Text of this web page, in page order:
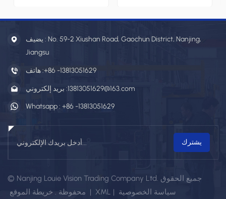
الأجهزة الدقيقة، مما يضمن أداءها
مستقرة من درجة حرارة
يضيف : No. 59-2 Xiushan Road, Gaochun District, Nanjing,
Jiangsu
هاتف :+86 -13813051629
بريد إلكتروني :13813051629@163.com
Whatsapp : +86 -13813051629
© Nanjing Louie Vision Trading Company Ltd. جميع الحقوق
محفوظة . | XML | سياسة الخصوصية